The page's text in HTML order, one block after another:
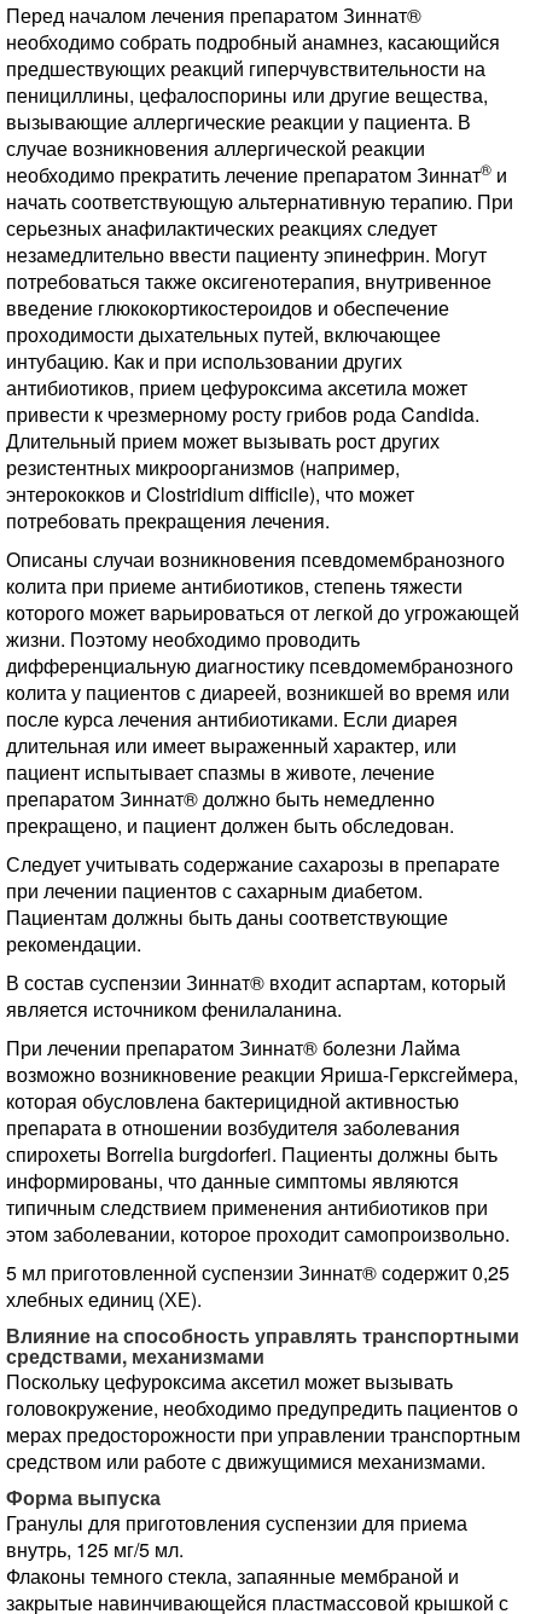
Перед началом лечения препаратом Зиннат®
необходимо собрать подробный анамнез, касающийся
предшествующих реакций гиперчувствительности на
пенициллины, цефалоспорины или другие вещества,
вызывающие аллергические реакции у пациента. В
случае возникновения аллергической реакции
необходимо прекратить лечение препаратом Зиннат® и
начать соответствующую альтернативную терапию. При
серьезных анафилактических реакциях следует
незамедлительно ввести пациенту эпинефрин. Могут
потребоваться также оксигенотерапия, внутривенное
введение глюкокортикостероидов и обеспечение
проходимости дыхательных путей, включающее
интубацию. Как и при использовании других
антибиотиков, прием цефуроксима аксетила может
привести к чрезмерному росту грибов рода Candida.
Длительный прием может вызывать рост других
резистентных микроорганизмов (например,
энтерококков и Clostridium difficile), что может
потребовать прекращения лечения.
Описаны случаи возникновения псевдомембранозного
колита при приеме антибиотиков, степень тяжести
которого может варьироваться от легкой до угрожающей
жизни. Поэтому необходимо проводить
дифференциальную диагностику псевдомембранозного
колита у пациентов с диареей, возникшей во время или
после курса лечения антибиотиками. Если диарея
длительная или имеет выраженный характер, или
пациент испытывает спазмы в животе, лечение
препаратом Зиннат® должно быть немедленно
прекращено, и пациент должен быть обследован.
Следует учитывать содержание сахарозы в препарате
при лечении пациентов с сахарным диабетом.
Пациентам должны быть даны соответствующие
рекомендации.
В состав суспензии Зиннат® входит аспартам, который
является источником фенилаланина.
При лечении препаратом Зиннат® болезни Лайма
возможно возникновение реакции Яриша-Герксгеймера,
которая обусловлена бактерицидной активностью
препарата в отношении возбудителя заболевания
спирохеты Borrelia burgdorferi. Пациенты должны быть
информированы, что данные симптомы являются
типичным следствием применения антибиотиков при
этом заболевании, которое проходит самопроизвольно.
5 мл приготовленной суспензии Зиннат® содержит 0,25
хлебных единиц (ХЕ).
Влияние на способность управлять транспортными
средствами, механизмами
Поскольку цефуроксима аксетил может вызывать
головокружение, необходимо предупредить пациентов о
мерах предосторожности при управлении транспортным
средством или работе с движущимися механизмами.
Форма выпуска
Гранулы для приготовления суспензии для приема
внутрь, 125 мг/5 мл.
Флаконы темного стекла, запаянные мембраной и
закрытые навинчивающейся пластмассовой крышкой с